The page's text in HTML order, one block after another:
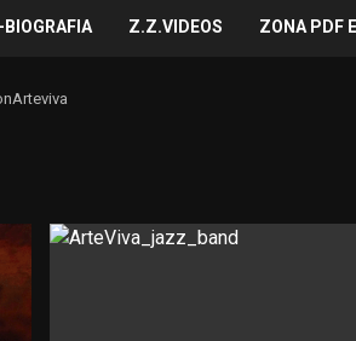
Z.Z.VIDEOS ZONA PDF